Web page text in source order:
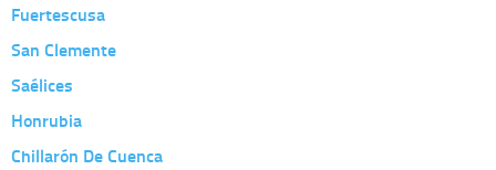
Fuertescusa
San Clemente
Saélices
Honrubia
Chillarón De Cuenca